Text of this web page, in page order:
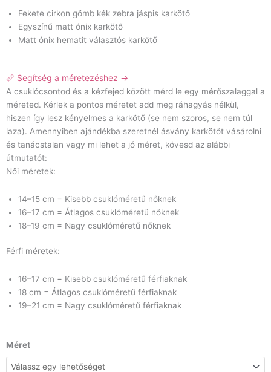
Fekete cirkon gömb kék zebra jáspis karkötő
Egyszínű matt ónix karkötő
Matt ónix hematit választós karkötő
📏 Segítség a méretezéshez →
A csuklócsontod és a kézfejed között mérd le egy mérőszalaggal a
méreted. Kérlek a pontos méretet add meg ráhagyás nélkül,
hiszen így lesz kényelmes a karkötő (se nem szoros, se nem túl
laza). Amennyiben ajándékba szeretnél ásvány karkötőt vásárolni
és tanácstalan vagy mi lehet a jó méret, kövesd az alábbi
útmutatót:
Női méretek:
14–15 cm = Kisebb csuklóméretű nőknek
16–17 cm = Átlagos csuklóméretű nőknek
18–19 cm = Nagy csuklóméretű nőknek
Férfi méretek:
16–17 cm = Kisebb csuklóméretű férfiaknak
18 cm = Átlagos csuklóméretű férfiaknak
19–21 cm = Nagy csuklóméretű férfiaknak
Méret
Fekete
cirkon
gömb